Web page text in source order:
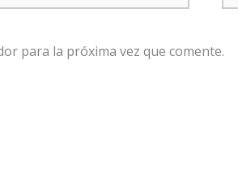
para la próxima vez que comente.